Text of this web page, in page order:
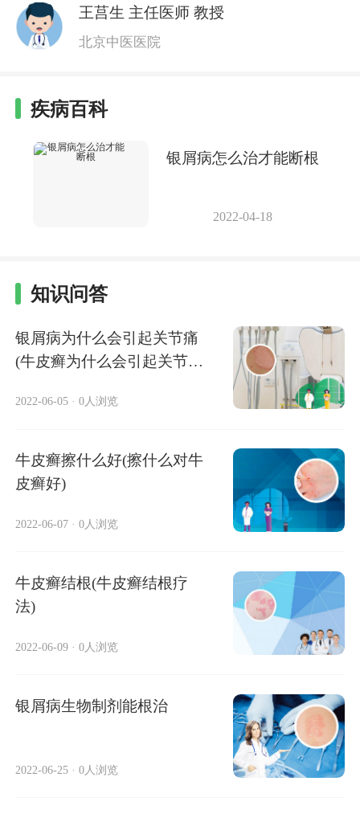
王莒生 主任医师 教授
北京中医医院
疾病百科
银屑病怎么治才能断根
2022-04-18
知识问答
银屑病为什么会引起关节痛
(牛皮癣为什么会引起关节
2022-06-05 · 0人浏览
牛皮癣擦什么好(擦什么对牛
皮癣好)
2022-06-07 · 0人浏览
牛皮癣结根(牛皮癣结根疗
法)
2022-06-09 · 0人浏览
银屑病生物制剂能根治
2022-06-25 · 0人浏览